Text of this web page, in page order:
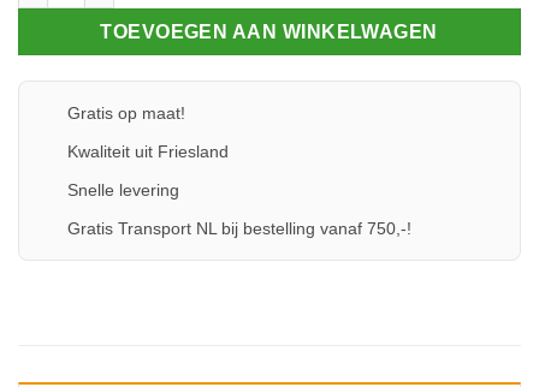
TOEVOEGEN AAN WINKELWAGEN
Gratis op maat!
Kwaliteit uit Friesland
Snelle levering
Gratis Transport NL bij bestelling vanaf 750,-!